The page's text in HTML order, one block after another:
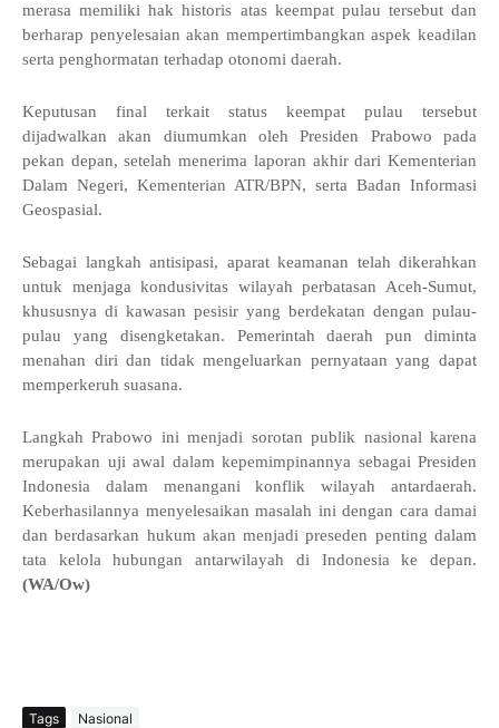
merasa memiliki hak historis atas keempat pulau tersebut dan
berharap penyelesaian akan mempertimbangkan aspek keadilan
serta penghormatan terhadap otonomi daerah.
Keputusan final terkait status keempat pulau tersebut
dijadwalkan akan diumumkan oleh Presiden Prabowo pada
pekan depan, setelah menerima laporan akhir dari Kementerian
Dalam Negeri, Kementerian ATR/BPN, serta Badan Informasi
Geospasial.
Sebagai langkah antisipasi, aparat keamanan telah dikerahkan
untuk menjaga kondusivitas wilayah perbatasan Aceh-Sumut,
khususnya di kawasan pesisir yang berdekatan dengan pulau-
pulau yang disengketakan. Pemerintah daerah pun diminta
menahan diri dan tidak mengeluarkan pernyataan yang dapat
memperkeruh suasana.
Langkah Prabowo ini menjadi sorotan publik nasional karena
merupakan uji awal dalam kepemimpinannya sebagai Presiden
Indonesia dalam menangani konflik wilayah antardaerah.
Keberhasilannya menyelesaikan masalah ini dengan cara damai
dan berdasarkan hukum akan menjadi preseden penting dalam
tata kelola hubungan antarwilayah di Indonesia ke depan.
(WA/Ow)
Tags Nasional